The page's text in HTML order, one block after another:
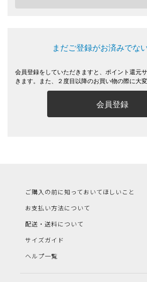
まだご登録がお済みでな
会員登録をしていただきますと、ポイント還元
きます。また、２度目以降のお買い物の際に大変
会員登録
ご購入の前に知っておいてほしいこと
お支払い方法について
配送・送料について
サイズガイド
ヘルプ一覧